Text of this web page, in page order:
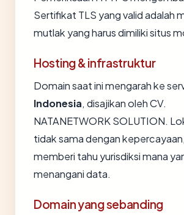
Sertifikat TLS yang valid adalah
mutlak yang harus dimiliki situs
Hosting & infrastruktur
Domain saat ini mengarah ke
Indonesia, disajikan oleh CV.
NATANETWORK SOLUTION.
tidak sama dengan
memberi tahu yurisdiksi mana
menangani data.
Domain yang sebanding